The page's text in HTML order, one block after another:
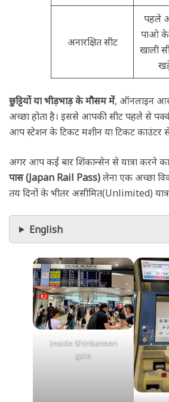
अनारक्षित सीट
पहले
पाओ के
खाली
छुट्टियों या भीड़भाड़ के मौसम में, ऑनलाइन
अच्छा होता है। इससे आपकी सीट पहले से
आप स्टेशन के टिकट मशीन या टिकट काउंटर
अगर आप कई बार शिंकान्सेन से यात्रा करने
पास (Japan Rail Pass)लेना एक अच्छा
तय दिनों के भीतर असीमित(Unlimited)
English
Inside Shinkansen
gate